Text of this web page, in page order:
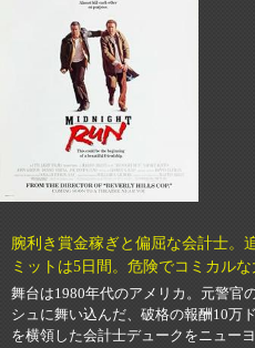
腕利き賞金稼ぎと偏屈な会計士。
ミットは5日間。危険でコミカルな
舞台は1980年代のアメリカ。元警官
シュに舞い込んだ、破格の報酬10万
を横領した会計士デュークをニュー